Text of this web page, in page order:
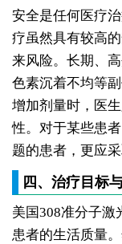
安全是任何医疗
疗虽然具有较高
来风险。长期、
色素沉着不均等副
增加剂量时，医
性。对于某些患
题的患者，更应
四、治疗目标
美国308准分子激
患者的生活质量